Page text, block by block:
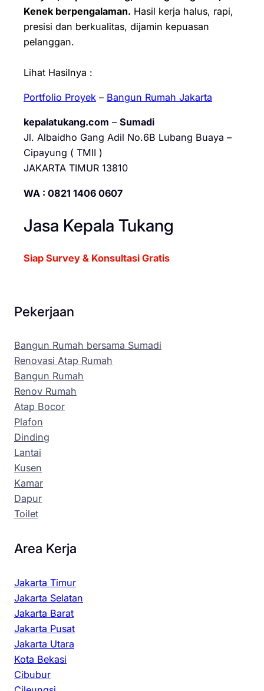
Kenek berpengalaman. Hasil kerja halus, rapi,
presisi dan berkualitas, dijamin kepuasan
pelanggan.
Lihat Hasilnya :
Portfolio Proyek – Bangun Rumah Jakarta
kepalatukang.com – Sumadi
Jl. Albaidho Gang Adil No.6B Lubang Buaya –
Cipayung ( TMII )
JAKARTA TIMUR 13810
WA : 0821 1406 0607
Jasa Kepala Tukang
Siap Survey & Konsultasi Gratis
Pekerjaan
Bangun Rumah bersama Sumadi
Renovasi Atap Rumah
Bangun Rumah
Renov Rumah
Atap Bocor
Plafon
Dinding
Lantai
Kusen
Kamar
Dapur
Toilet
Area Kerja
Jakarta Timur
Jakarta Selatan
Jakarta Barat
Jakarta Pusat
Jakarta Utara
Kota Bekasi
Cibubur